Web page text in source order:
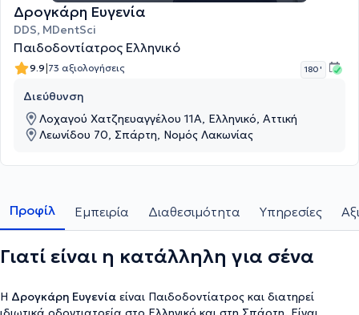
Δρογκάρη Ευγενία
DDS, MDentSci
Παιδοδοντίατρος Ελληνικό
9.9|73 αξιολογήσεις 180 '
Διεύθυνση
Λοχαγού Χατζηευαγγέλου 11Α, Ελληνικό, Αττική
Λεωνίδου 70, Σπάρτη, Νομός Λακωνίας
Προφίλ Εμπειρία Διαθεσιμότητα Υπηρεσίες
Γιατί είναι η κατάλληλη για σένα
Η Δρογκάρη Ευγενία είναι Παιδοδοντίατρος και διατηρεί